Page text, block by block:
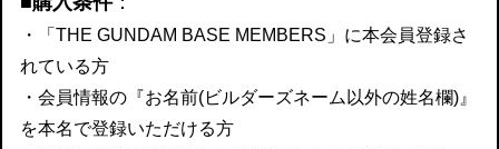
・「THE GUNDAM BASE MEMBERS」に本会員登録さ
れている方
・会員情報の『お名前(ビルダーズネーム以外の姓名欄)』
を本名で登録いただける方